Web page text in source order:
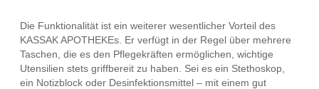
Die Funktionalität ist ein weiterer wesentlicher Vorteil des
KASSAK APOTHEKEs. Er verfügt in der Regel über mehrere
Taschen, die es den Pflegekräften ermöglichen, wichtige
Utensilien stets griffbereit zu haben. Sei es ein Stethoskop,
ein Notizblock oder Desinfektionsmittel – mit einem gut